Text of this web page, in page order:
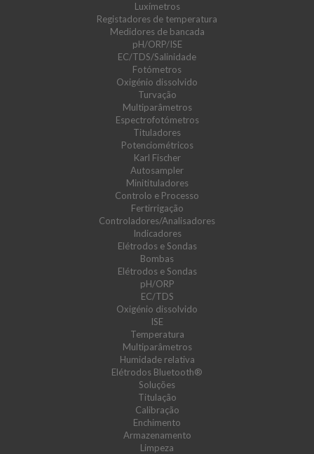
Luxímetros
Registadores de temperatura
Medidores de bancada
pH/ORP/ISE
EC/TDS/Salinidade
Fotómetros
Oxigénio dissolvido
Turvação
Multiparâmetros
Espectrofotómetros
Tituladores
Potenciométricos
Karl Fischer
Autosampler
Minitituladores
Controlo e Processo
Fertirrigação
Controladores/Analisadores
Indicadores
Elétrodos e Sondas
Bombas
Elétrodos e Sondas
pH/ORP
EC/TDS
Oxigénio dissolvido
ISE
Temperatura
Multiparâmetros
Humidade relativa
Elétrodos Bluetooth®
Soluções
Titulação
Calibração
Enchimento
Armazenamento
Limpeza